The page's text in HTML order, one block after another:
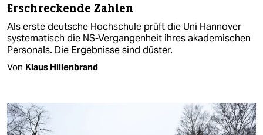
Erschreckende Zahlen
Als erste deutsche Hochschule prüft die Uni Hannover
systematisch die NS-Vergangenheit ihres akademischen
Personals. Die Ergebnisse sind düster.
Von Klaus Hillenbrand